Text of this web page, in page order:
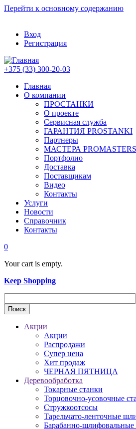
Перейти к основному содержанию
Вход
Регистрация
+375 (33) 300-20-03
Главная
О компании
ПРОСТАНКИ
О проекте
Сервисная служба
ГАРАНТИЯ PROSTANKI
Партнеры
МАСТЕРА PROMASTERS
Портфолио
Доставка
Поставщикам
Видео
Контакты
Услуги
Новости
Справочник
Контакты
0
Your cart is empty.
Keep Shopping
Акции
Акции
Распродажи
Супер цена
Хит продаж
ЧЕРНАЯ ПЯТНИЦА
Деревообработка
Токарные станки
Торцовочно-усовочные
Стружкоотсосы
Тарельчато-ленточные
Барабанно-шлифовальные